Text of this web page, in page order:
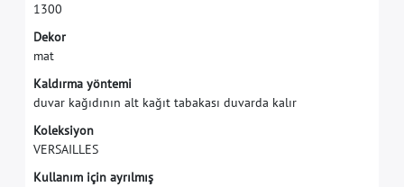
1300
Dekor
mat
Kaldırma yöntemi
duvar kağıdının alt kağıt tabakası duvarda kalır
Koleksiyon
VERSAILLES
Kullanım için ayrılmış